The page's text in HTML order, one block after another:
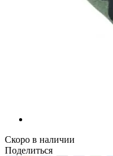
Скоро в наличии
Поделиться